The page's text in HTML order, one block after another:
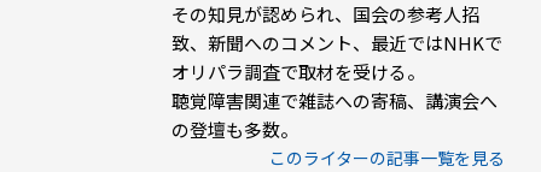
その知見が認められ、国会の参考人招
致、新聞へのコメント、最近ではNHKで
オリパラ調査で取材を受ける。
聴覚障害関連で雑誌への寄稿、講演会へ
の登壇も多数。
このライターの記事一覧を見る